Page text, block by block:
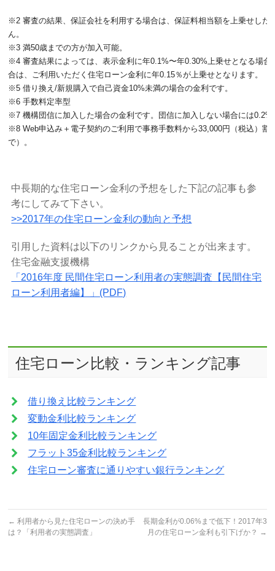
※2 審査の結果、保証会社を利用する場合は、保証料相当額を上乗せし
ん。
※3 満50歳までの方が加入可能。
※4 審査結果によっては、表示金利に年0.1%〜年0.30%上乗せとなる場
合は、ご利用いただく住宅ローン金利に年0.15％が上乗せとなります。
※5 借り換え/新規購入で自己資金10%未満の場合の金利です。
※6 手数料定率型
※7 機構団信に加入した場合の金利です。団信に加入しない場合には
※8 Web申込み＋電子契約のご利用で事務手数料から33,000円（税込）
で）。
中長期的な住宅ローン金利の予想をした下記の記事も参
考にしてみて下さい。
>>2017年の住宅ローン金利の動向と予想
引用した資料は以下のリンクから見ることが出来ます。
住宅金融支援機構
「2016年度 民間住宅ローン利用者の実態調査【民間住宅
ローン利用者編】」(PDF)
住宅ローン比較・ランキング記事
借り換え比較ランキング
変動金利比較ランキング
10年固定金利比較ランキング
フラット35金利比較ランキング
住宅ローン審査に通りやすい銀行ランキング
← 利用者から見た住宅ローンの決め手
は？「利用者の実態調査」
長期金利が0.06%まで低下！2017年3
月の住宅ローン金利も引下げか？ →